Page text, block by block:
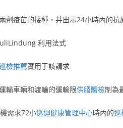
劑疫苗的接種，并出示24小時內的抗
利用法式
檢推薦實用于該請求
輸車輛和渡輪的運輸限供膳體檢制為
需求72小巡迴健康管理中心時內的巡